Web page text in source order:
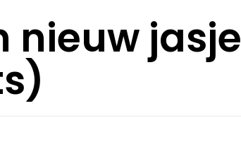
nieuw jasje